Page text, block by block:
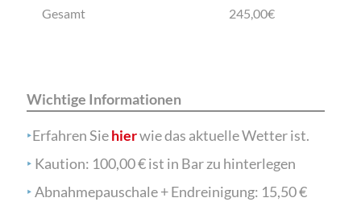
Gesamt 245,00€
Wichtige Informationen
‣Erfahren Siehierwie das aktuelle Wetter ist.
‣ Kaution: 100,00 € ist in Bar zu hinterlegen
‣Abnahmepauschale + Endreinigung: 15,50 €